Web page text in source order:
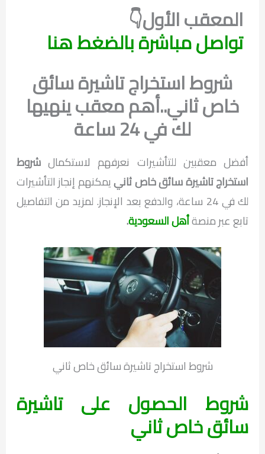
المعقب الأول👇
تواصل مباشرة بالضغط هنا
شروط استخراج تاشيرة سائق
خاص ثاني..أهم معقب ينهيها
لك في 24 ساعة
أفضل معقبين للتأشيرات نعرفهم لاستكمالشروط
استخراج تاشيرة سائق خاص ثانييمكنهم إنجاز التأشيرات
لك في 24 ساعة، والدفع بعد الإنجاز. لمزيد من التفاصيل
تابع عبر منصةأهل السعودية.
شروط استخراج تاشيرة سائق خاص ثاني
شروط الحصول على تاشيرة
سائق خاص ثاني